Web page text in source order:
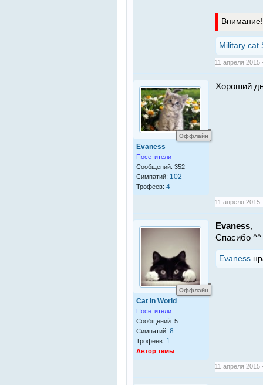
Внимание!
Military cat
11 апреля
Оффлайн
Evaness
Посетители
Сообщений: 352
Симпатий: 102
Трофеев: 4
Хороший
11 апреля
Оффлайн
Cat in World
Посетители
Сообщений: 5
Симпатий: 8
Трофеев: 1
Автор темы
Evaness,
Спасибо ^^
Evaness
11 апреля